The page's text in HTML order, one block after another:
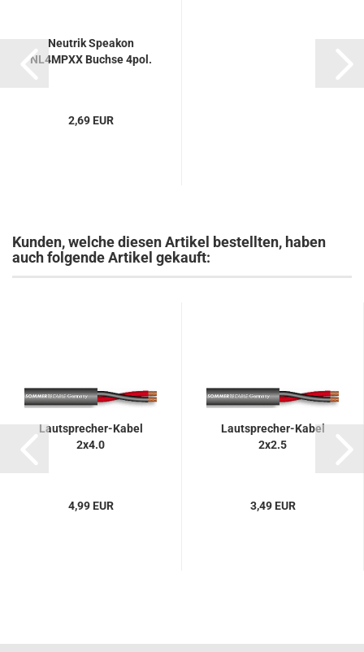
Neutrik Speakon
NL4MPXX Buchse 4pol.
2,69 EUR
Kunden, welche diesen Artikel bestellten, haben
auch folgende Artikel gekauft:
Lautsprecher-Kabel
2x4.0
4,99 EUR
Lautsprecher-Kabel
2x2.5
3,49 EUR